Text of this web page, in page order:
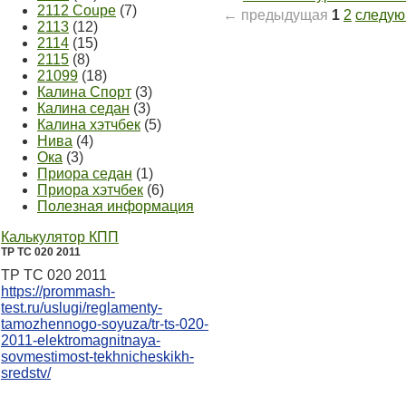
2112 Coupe (7)
2113 (12)
2114 (15)
2115 (8)
21099 (18)
Калина Спорт (3)
Калина седан (3)
Калина хэтчбек (5)
Нива (4)
Ока (3)
Приора седан (1)
Приора хэтчбек (6)
Полезная информация
Калькулятор КПП
ТР ТС 020 2011
ТР ТС 020 2011
https://prommash-
test.ru/uslugi/reglamenty-
tamozhennogo-soyuza/tr-ts-020-
2011-elektromagnitnaya-
sovmestimost-tekhnicheskikh-
sredstv/
← предыдущая 1 2